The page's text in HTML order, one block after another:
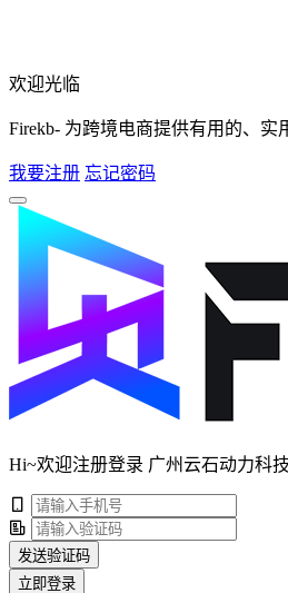
欢迎光临
Firekb- 为跨境电商提供有用的、实
我要注册 忘记密码
Hi~欢迎注册登录 广州云石动力科
发送验证码
立即登录